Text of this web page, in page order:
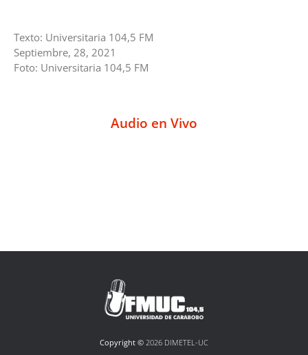
Texto: Universitaria 104,5 FM
Septiembre, 28, 2021
Foto: Universitaria 104,5 FM
Audio en Vivo
Copyright © 2026 DIMETEL-UC